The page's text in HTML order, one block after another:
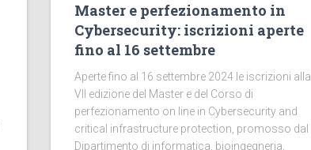
Master e perfezionamento in
Cybersecurity: iscrizioni aperte
fino al 16 settembre
Aperte fino al 16 settembre 2024 le iscrizioni alla
VII edizione del Master e del Corso di
perfezionamento on line in Cybersecurity and
critical infrastructure protection, promosso dal
Dipartimento di informatica, bioingegneria,